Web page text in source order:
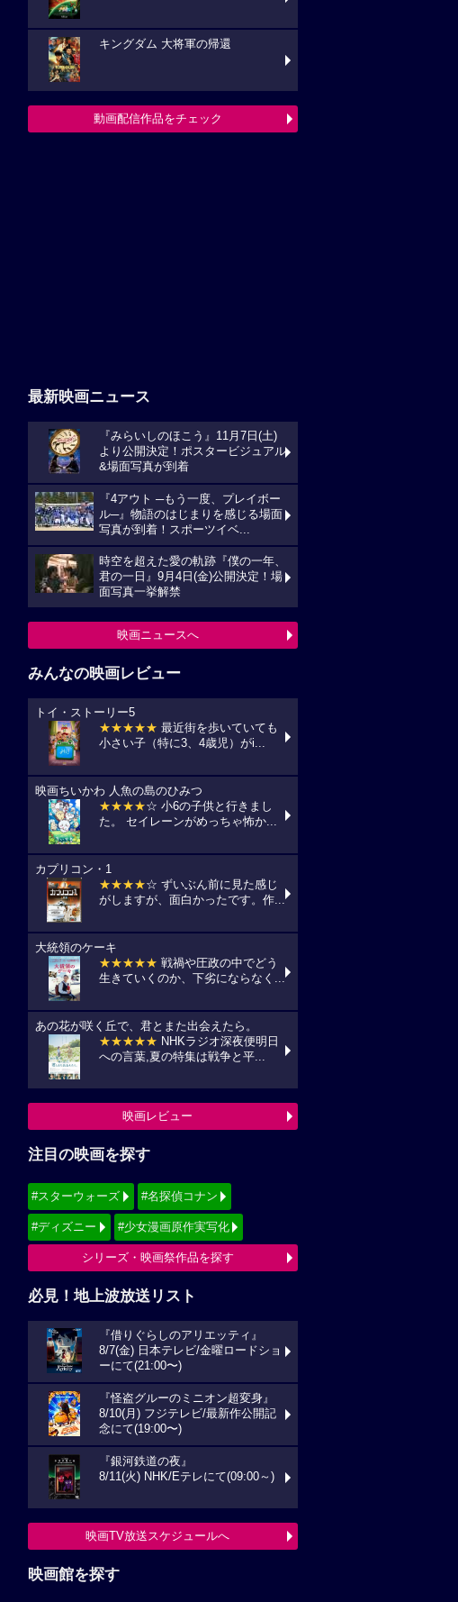
キングダム 大将軍の帰還
動画配信作品をチェック
最新映画ニュース
『みらいしのほこう』11月7日(土)
より公開決定！ポスタービジュアル
&場面写真が到着
『4アウト ─もう一度、プレイボー
ル─』物語のはじまりを感じる場面
写真が到着！スポーツイベ...
時空を超えた愛の軌跡『僕の一年、
君の一日』9月4日(金)公開決定！場
面写真一挙解禁
映画ニュースへ
みんなの映画レビュー
トイ・ストーリー5
★★★★★ 最近街を歩いていても
小さい子（特に3、4歳児）がi...
映画ちいかわ 人魚の島のひみつ
★★★★☆ 小6の子供と行きまし
た。 セイレーンがめっちゃ怖か...
カプリコン・1
★★★★☆ ずいぶん前に見た感じ
がしますが、面白かったです。作...
大統領のケーキ
★★★★★ 戦禍や圧政の中でどう
生きていくのか、下劣にならなく...
あの花が咲く丘で、君とまた出会えたら。
★★★★★ NHKラジオ深夜便明日
への言葉,夏の特集は戦争と平...
映画レビュー
注目の映画を探す
#スターウォーズ #名探偵コナン
#ディズニー #少女漫画原作実写化
シリーズ・映画祭作品を探す
必見！地上波放送リスト
『借りぐらしのアリエッティ』
8/7(金) 日本テレビ/金曜ロードショ
ーにて(21:00〜)
『怪盗グルーのミニオン超変身』
8/10(月) フジテレビ/最新作公開記
念にて(19:00〜)
『銀河鉄道の夜』
8/11(火) NHK/Eテレにて(09:00～)
映画TV放送スケジュールへ
映画館を探す